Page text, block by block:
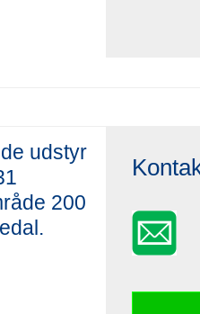
udstyr
200